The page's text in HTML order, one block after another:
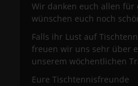
Wir danken euch allen für
wünschen euch noch
Falls ihr Lust auf
freuen wir uns sehr über
unserem wöchentlichen
Eure Tischtennisfreunde